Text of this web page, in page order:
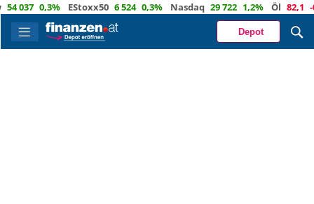
0,3% EStoxx50 6 524 0,3% Nasdaq 29 722 1,2% Öl 82,1 -0,5%
Depot